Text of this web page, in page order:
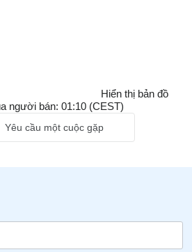
Hiển thị bản đồ
người bán: 01:10 (CEST)
Yêu cầu một cuộc gặp